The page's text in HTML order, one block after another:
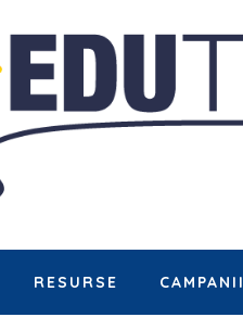
RESURSE CAMPANII